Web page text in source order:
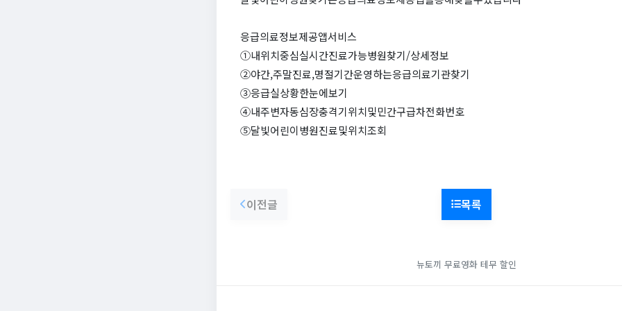
응급의료정보제공앱서비스
①내위치중심실시간진료가능병원찾기/상세정보
②야간,주말진료,명절기간운영하는응급의료기관찾기
③응급실상황한눈에보기
④내주변자동심장충격기위치및민간구급차전화번호
⑤달빛어린이병원진료및위치조회
이전글 목록
뉴토끼 무료영화 테무 할인